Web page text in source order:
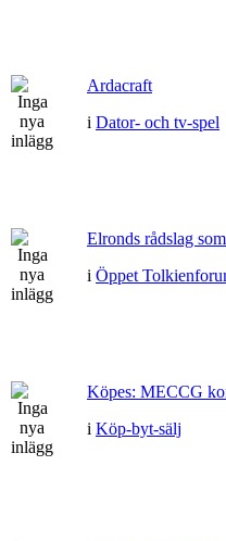
Ardacraft
i Dator- och tv-spel
Elronds rådslag
i Öppet
Köpes: MECCG
i Köp-byt-sälj